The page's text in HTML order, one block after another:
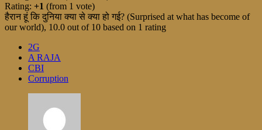
Rating: +1 (from 1 vote)
हैरान हूं कि दुनिया क्या से क्या हो गई? (Surprised at what has become of
our world), 10.0 out of 10 based on 1 rating
2G
A RAJA
CBI
Corruption